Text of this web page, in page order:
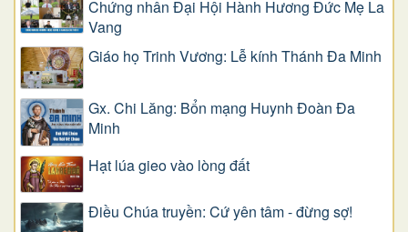
Chứng nhân Đại Hội Hành Hương Đức Mẹ La
Vang
Giáo họ Trinh Vương: Lễ kính Thánh Đa Minh
Gx. Chi Lăng: Bổn mạng Huynh Đoàn Đa
Minh
Hạt lúa gieo vào lòng đất
Điều Chúa truyền: Cứ yên tâm - đừng sợ!